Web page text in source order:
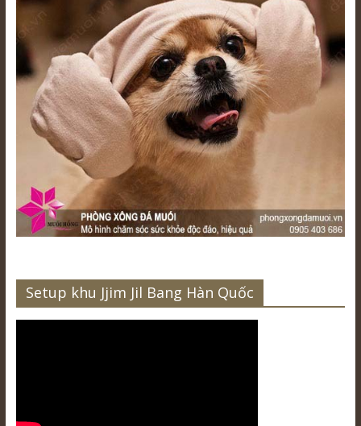
Setup khu Jjim Jil Bang Hàn Quốc